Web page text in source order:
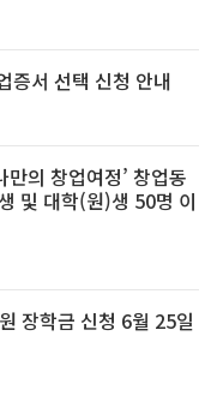
증서 선택 신청 안내
의 창업여정’ 창업동
및 대학(원)생 50명 이
장학금 신청 6월 25일